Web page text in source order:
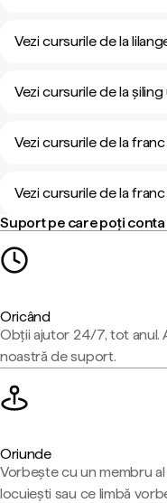
Vezi cursurile de la
Vezi cursurile de la
Vezi cursurile de la
Vezi cursurile de la
Suport pe care poți conta
Oricând
Obții ajutor 24/7, tot anul.
noastră de suport.
Oriunde
Vorbește cu un membru
locuiești sau ce limbă